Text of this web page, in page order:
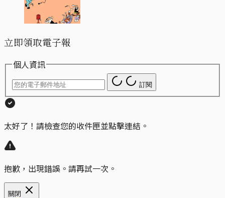
立即領取電子報
個人資訊
訂閱
太好了！請檢查您的收件匣並點擊連結。
抱歉，出現錯誤。請再試一次。
關閉